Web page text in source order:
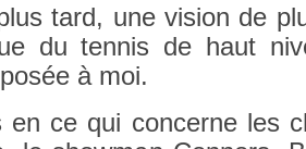
tard, une vis­ion de
du ten­nis de haut
à moi.
en ce qui con­cer­ne les